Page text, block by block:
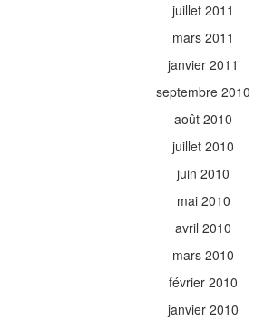
juillet 2011
mars 2011
janvier 2011
septembre 2010
août 2010
juillet 2010
juin 2010
mai 2010
avril 2010
mars 2010
février 2010
janvier 2010